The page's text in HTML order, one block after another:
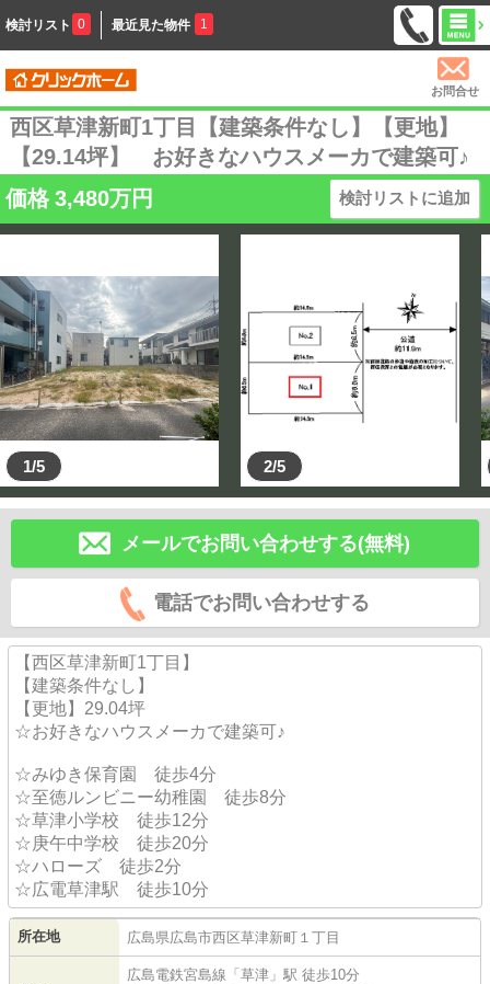
検討リスト 0 最近見た物件 1
お問合せ
西区草津新町1丁目【建築条件なし】【更地】
【29.14坪】 お好きなハウスメーカで建築可♪
価格 3,480万円 検討リストに追加
1/5 2/5
メールでお問い合わせする(無料)
電話でお問い合わせする
【西区草津新町1丁目】
【建築条件なし】
【更地】29.04坪
☆お好きなハウスメーカで建築可♪
☆みゆき保育園 徒歩4分
☆至徳ルンビニー幼稚園 徒歩8分
☆草津小学校 徒歩12分
☆庚午中学校 徒歩20分
☆ハローズ 徒歩2分
☆広電草津駅 徒歩10分
所在地 広島県広島市西区草津新町 １丁目
広島電鉄宮島線 「 草津 」駅 徒歩10分